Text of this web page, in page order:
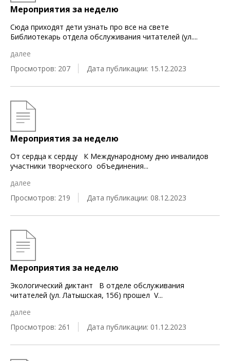
Мероприятия за неделю
Сюда приходят дети узнать про все на свете
Библиотекарь отдела обслуживания читателей (ул....
далее
Просмотров: 207
Дата публикации: 15.12.2023
Мероприятия за неделю
От сердца к сердцу К Международному дню инвалидов
участники творческого объединения...
далее
Просмотров: 219
Дата публикации: 08.12.2023
Мероприятия за неделю
Экологический диктант В отделе обслуживания
читателей (ул. Латышская, 15б) прошел V...
далее
Просмотров: 261
Дата публикации: 01.12.2023